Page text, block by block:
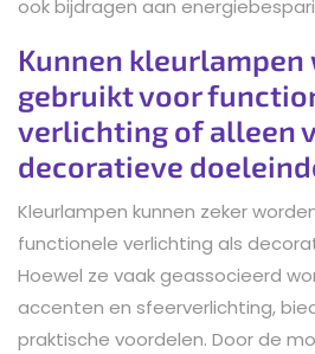
ook bijdragen aan
Kunnen kleurlampen
gebruikt voor
verlichting of alleen
decoratieve
Kleurlampen kunnen zeker
functionele verlichting als
Hoewel ze vaak geassocieerd
accenten en sfeerverlichting,
praktische voordelen. Door de